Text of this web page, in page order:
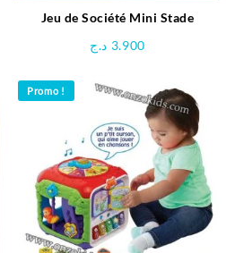
Jeu de Société Mini Stade
3.900 د.ج
Promo !